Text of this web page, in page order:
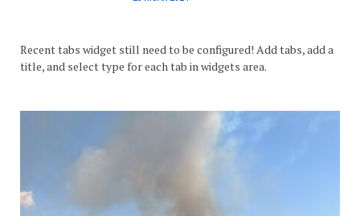
Recent tabs widget still need to be configured! Add tabs, add a
title, and select type for each tab in widgets area.